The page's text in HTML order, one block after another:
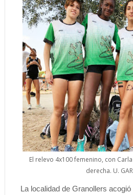
El relevo 4x100 femenino, con
derecha. U.
La localidad de Granollers